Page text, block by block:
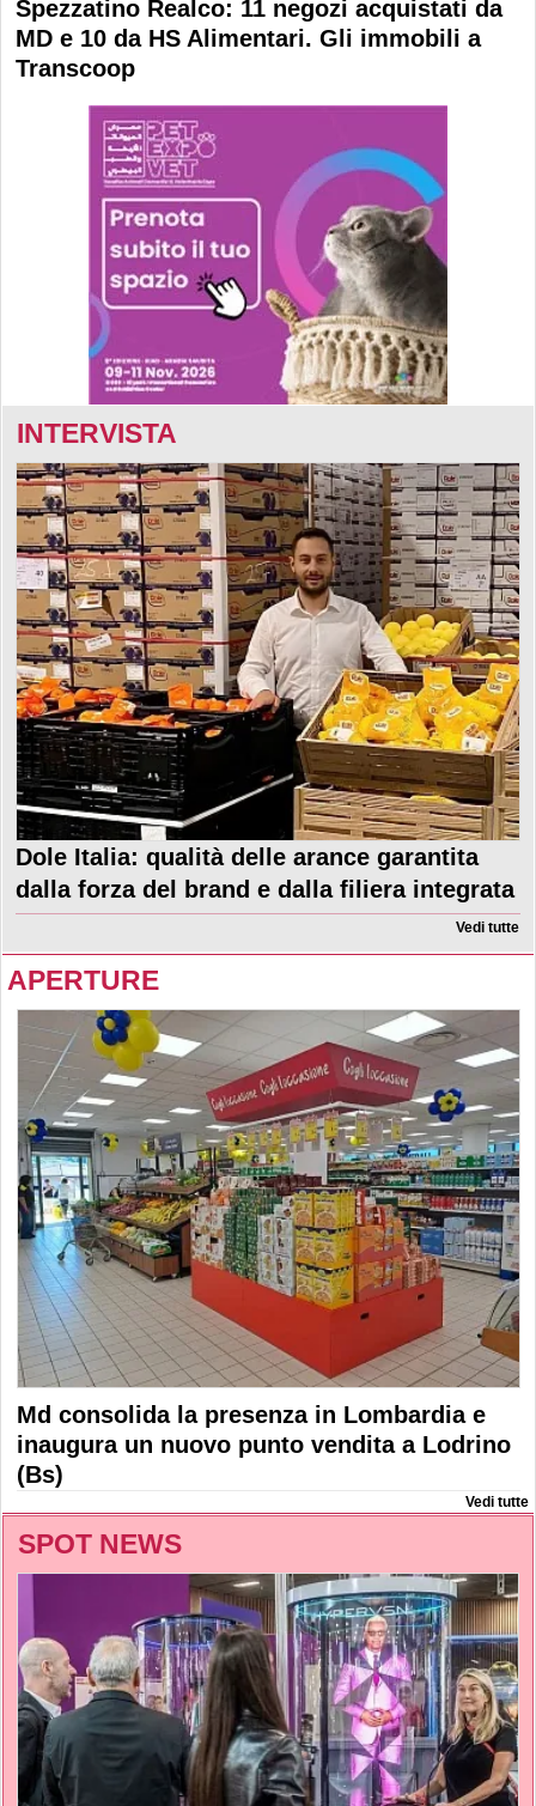
Spezzatino Realco: 11 negozi acquistati da
MD e 10 da HS Alimentari. Gli immobili a
Transcoop
INTERVISTA
Dole Italia: qualità delle arance garantita
dalla forza del brand e dalla filiera integrata
Vedi tutte
APERTURE
Md consolida la presenza in Lombardia e
inaugura un nuovo punto vendita a Lodrino
(Bs)
Vedi tutte
SPOT NEWS